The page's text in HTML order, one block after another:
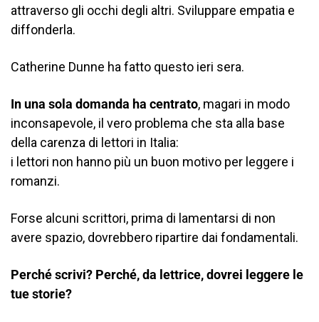
attraverso gli occhi degli altri. Sviluppare empatia e
diffonderla.
Catherine Dunne ha fatto questo ieri sera.
In una sola domanda ha centrato, magari in modo
inconsapevole, il vero problema che sta alla base
della carenza di lettori in Italia:
i lettori non hanno più un buon motivo per leggere i
romanzi.
Forse alcuni scrittori, prima di lamentarsi di non
avere spazio, dovrebbero ripartire dai fondamentali.
Perché scrivi? Perché, da lettrice, dovrei leggere le
tue storie?